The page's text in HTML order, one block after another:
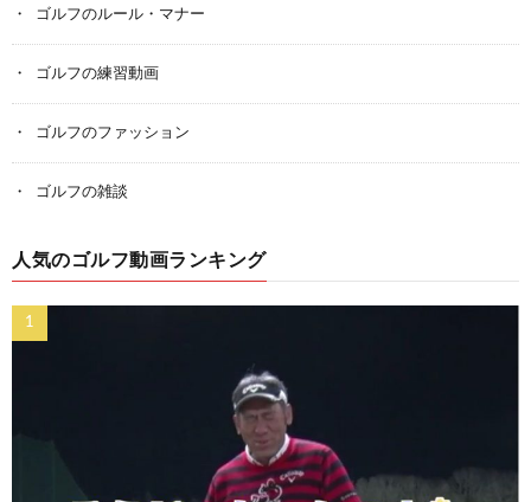
ゴルフのルール・マナー
ゴルフの練習動画
ゴルフのファッション
ゴルフの雑談
人気のゴルフ動画ランキング